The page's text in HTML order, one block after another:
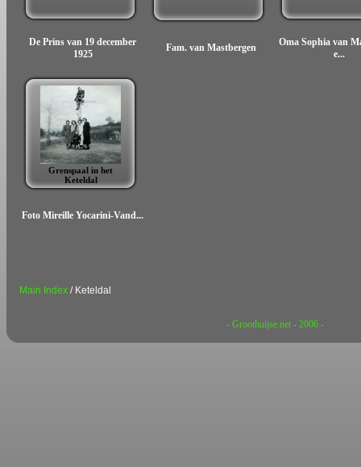
De Prins van 19 december
1925
Fam. van Mastbergen
Oma Sophia van
e...
Grenspaal in het
Keteldal
Foto Mireille Yocarini-Vand...
Main Index / Keteldal
- Groothuijse.net - 2006 -